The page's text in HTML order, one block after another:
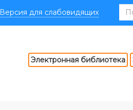
Версия для слабовидящих
Электронная библиотека